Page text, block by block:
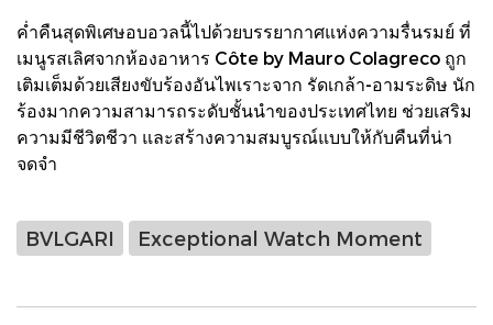
ค่ำคืนสุดพิเศษอบอวลนี้ไปด้วยบรรยากาศแห่งความรื่นรมย์ ที่
เมนูรสเลิศจากห้องอาหาร Côte by Mauro Colagreco ถูก
เติมเต็มด้วยเสียงขับร้องอันไพเราะจาก รัดเกล้า-อามระดิษ นัก
ร้องมากความสามารถระดับชั้นนำของประเทศไทย ช่วยเสริม
ความมีชีวิตชีวา และสร้างความสมบูรณ์แบบให้กับคืนที่น่า
จดจำ
BVLGARI Exceptional Watch Moment